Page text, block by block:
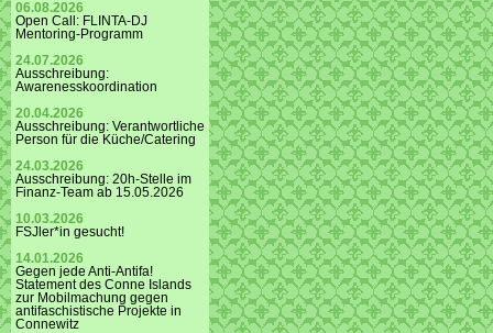
06.08.2026
Open Call: FLINTA-DJ
Mentoring-Programm
24.07.2026
Ausschreibung:
Awarenesskoordination
20.04.2026
Ausschreibung: Verantwortliche
Person für die Küche/Catering
24.03.2026
Ausschreibung: 20h-Stelle im
Finanz-Team ab 15.05.2026
10.03.2026
FSJler*in gesucht!
14.01.2026
Gegen jede Anti-Antifa!
Statement des Conne Islands
zur Mobilmachung gegen
antifaschistische Projekte in
Connewitz